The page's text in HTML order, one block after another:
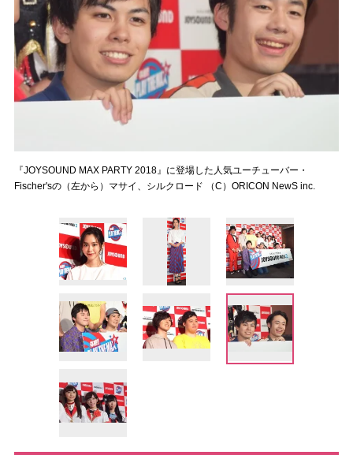
『JOYSOUND MAX PARTY 2018』に登場した人気ユーチューバー・
Fischer'sの（左から）マサイ、シルクロード （C）ORICON NewS inc.